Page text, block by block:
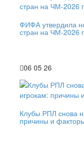
ФИФА утвердила
стран на ЧМ-2026
06 05 26
Клубы РПЛ снова
причины и